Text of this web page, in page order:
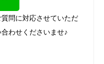
問に対応させていただ
わせくださいませ♪